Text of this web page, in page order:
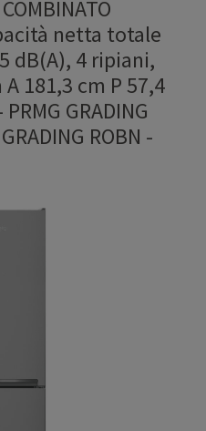
netta totale
dB(A), 4 ripiani,
181,3 cm P 57,4
GRADING
ROBN -